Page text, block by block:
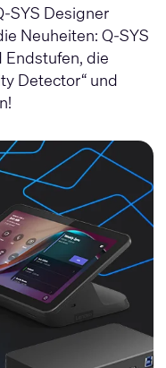
SYS Designer
Neuheiten: Q-SYS
Endstufen, die
Detector“ und